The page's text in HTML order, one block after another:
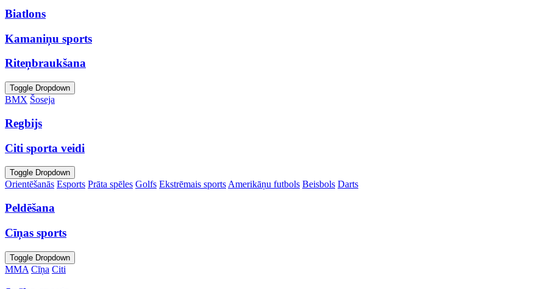
Biatlons
Kamaniņu sports
Riteņbraukšana
Toggle Dropdown
BMX Šoseja
Regbijs
Citi sporta veidi
Toggle Dropdown
Orientēšanās Esports Prāta spēles Golfs Ekstrēmais sports Amerikāņu futbols Beisbols Darts
Peldēšana
Cīņas sports
Toggle Dropdown
MMA Cīņa Citi